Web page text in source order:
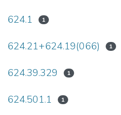
624.1 1
624.21+624.19(066) 1
624.39.329 1
624.501.1 1